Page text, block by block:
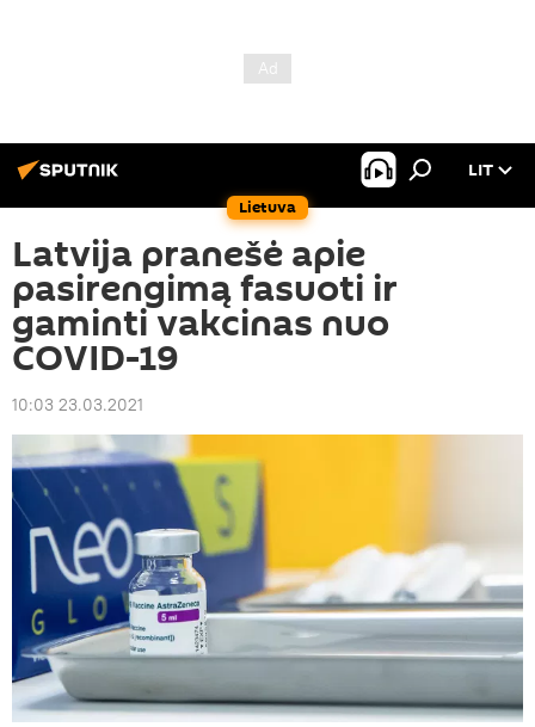
Lietuva
LIT
Latvija pranešė apie
pasirengimą fasuoti ir
gaminti vakcinas nuo
COVID-19
10:03 23.03.2021